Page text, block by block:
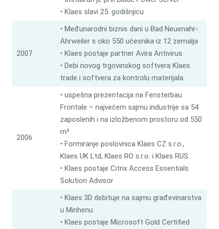
• Klaes slavi 25. godišnjicu
2007
• Međunarodni biznis dani u Bad Neuenahr-
Ahrweiler s oko 550 učesnika iz 12 zemalja
• Klaes postaje partner Avira Antivirus
• Debi novog trgovinskog softvera Klaes
trade i softvera za kontrolu materijala
2006
• uspešna prezentacija na Fensterbau
Frontale – najvećem sajmu industrije sa 54
zaposlenih i na izložbenom prostoru od 550
m²
• Formiranje poslovnica Klaes CZ s.r.o.,
Klaes UK Ltd, Klaes RO s.r.o. i Klaes RUS
• Klaes postaje Citrix Access Essentials
Solution Advisor
• Klaes 3D debituje na sajmu građevinarstva
u Minhenu
• Klaes postaje Microsoft Gold Certified